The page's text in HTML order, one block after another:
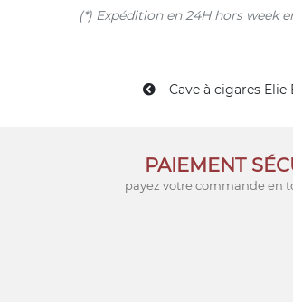
(*) Expédition en 24H hors week
Cave à cigares
PAIEMENT
payez votre commande en